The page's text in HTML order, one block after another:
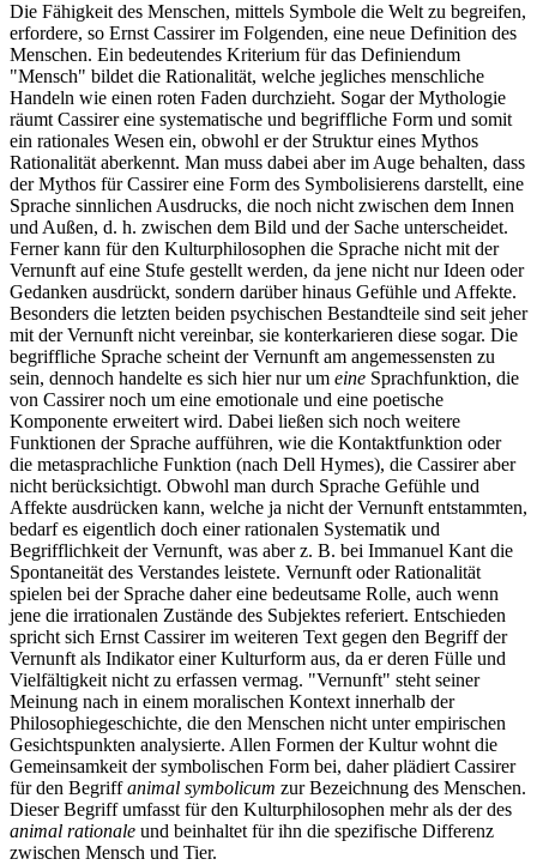
Die Fähigkeit des Menschen, mittels Symbole die Welt zu begreifen,
erfordere, so Ernst Cassirer im Folgenden, eine neue Definition des
Menschen. Ein bedeutendes Kriterium für das Definiendum
"Mensch" bildet die Rationalität, welche jegliches menschliche
Handeln wie einen roten Faden durchzieht. Sogar der Mythologie
räumt Cassirer eine systematische und begriffliche Form und somit
ein rationales Wesen ein, obwohl er der Struktur eines Mythos
Rationalität aberkennt. Man muss dabei aber im Auge behalten, dass
der Mythos für Cassirer eine Form des Symbolisierens darstellt, eine
Sprache sinnlichen Ausdrucks, die noch nicht zwischen dem Innen
und Außen, d. h. zwischen dem Bild und der Sache unterscheidet.
Ferner kann für den Kulturphilosophen die Sprache nicht mit der
Vernunft auf eine Stufe gestellt werden, da jene nicht nur Ideen oder
Gedanken ausdrückt, sondern darüber hinaus Gefühle und Affekte.
Besonders die letzten beiden psychischen Bestandteile sind seit jeher
mit der Vernunft nicht vereinbar, sie konterkarieren diese sogar. Die
begriffliche Sprache scheint der Vernunft am angemessensten zu
sein, dennoch handelte es sich hier nur um eine Sprachfunktion, die
von Cassirer noch um eine emotionale und eine poetische
Komponente erweitert wird. Dabei ließen sich noch weitere
Funktionen der Sprache aufführen, wie die Kontaktfunktion oder
die metasprachliche Funktion (nach Dell Hymes), die Cassirer aber
nicht berücksichtigt. Obwohl man durch Sprache Gefühle und
Affekte ausdrücken kann, welche ja nicht der Vernunft entstammten,
bedarf es eigentlich doch einer rationalen Systematik und
Begrifflichkeit der Vernunft, was aber z. B. bei Immanuel Kant die
Spontaneität des Verstandes leistete. Vernunft oder Rationalität
spielen bei der Sprache daher eine bedeutsame Rolle, auch wenn
jene die irrationalen Zustände des Subjektes referiert. Entschieden
spricht sich Ernst Cassirer im weiteren Text gegen den Begriff der
Vernunft als Indikator einer Kulturform aus, da er deren Fülle und
Vielfältigkeit nicht zu erfassen vermag. "Vernunft" steht seiner
Meinung nach in einem moralischen Kontext innerhalb der
Philosophiegeschichte, die den Menschen nicht unter empirischen
Gesichtspunkten analysierte. Allen Formen der Kultur wohnt die
Gemeinsamkeit der symbolischen Form bei, daher plädiert Cassirer
für den Begriffanimal symbolicum zur Bezeichnung des Menschen.
Dieser Begriff umfasst für den Kulturphilosophen mehr als der des
animal rationale und beinhaltet für ihn die spezifische Differenz
zwischen Mensch und Tier.